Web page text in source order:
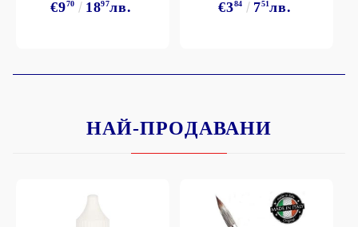
€970 1897лв. €384 751лв.
НАЙ-ПРОДАВАНИ